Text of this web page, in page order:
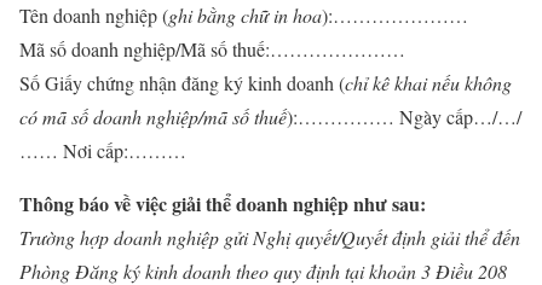
Tên doanh nghiệp (ghi bằng chữ in hoa):…………………
Mã số doanh nghiệp/Mã số thuế:…………………
Số Giấy chứng nhận đăng ký kinh doanh (chỉ kê khai nếu không
có mã số doanh nghiệp/mã số thuế):…………… Ngày cấp…/…/
…… Nơi cấp:………
Thông báo về việc giải thể doanh nghiệp như sau:
Trường hợp doanh nghiệp gửi Nghị quyết/Quyết định giải thể đến
Phòng Đăng ký kinh doanh theo quy định tại khoản 3 Điều 208